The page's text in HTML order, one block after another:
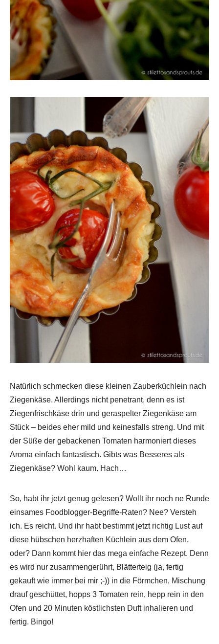
Natürlich schmecken diese kleinen Zauberküchlein nach
Ziegenkäse. Allerdings nicht penetrant, denn es ist
Ziegenfrischkäse drin und geraspelter Ziegenkäse am
Stück – beides eher mild und keinesfalls streng. Und mit
der Süße der gebackenen Tomaten harmoniert dieses
Aroma einfach fantastisch. Gibts was Besseres als
Ziegenkäse? Wohl kaum. Hach…
So, habt ihr jetzt genug gelesen? Wollt ihr noch ne Runde
einsames Foodblogger-Begriffe-Raten? Nee? Versteh
ich. Es reicht. Und ihr habt bestimmt jetzt richtig Lust auf
diese hübschen herzhaften Küchlein aus dem Ofen,
oder? Dann kommt hier das mega einfache Rezept. Denn
es wird nur zusammengerührt, Blätterteig (ja, fertig
gekauft wie immer bei mir ;-)) in die Förmchen, Mischung
drauf geschüttet, hopps 3 Tomaten rein, hepp rein in den
Ofen und 20 Minuten köstlichsten Duft inhalieren und
fertig. Bingo!